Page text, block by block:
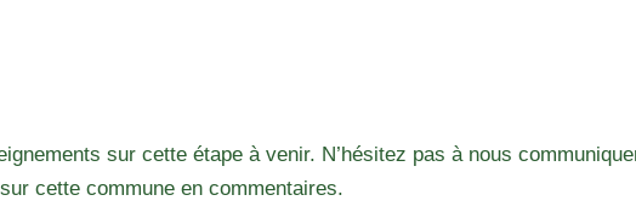
sur cette étape à venir. N’hésitez pas à nous
cette commune en commentaires.